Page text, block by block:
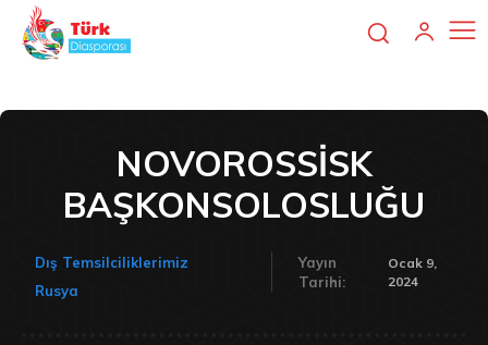
NOVOROSSİSK
BAŞKONSOLOSLUĞU
Dış Temsilciliklerimiz
Rusya
Yayın
Tarihi:
Ocak 9,
2024